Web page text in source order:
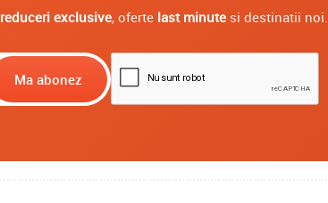
reduceri exclusive, oferte last minutesi destinatii noi.